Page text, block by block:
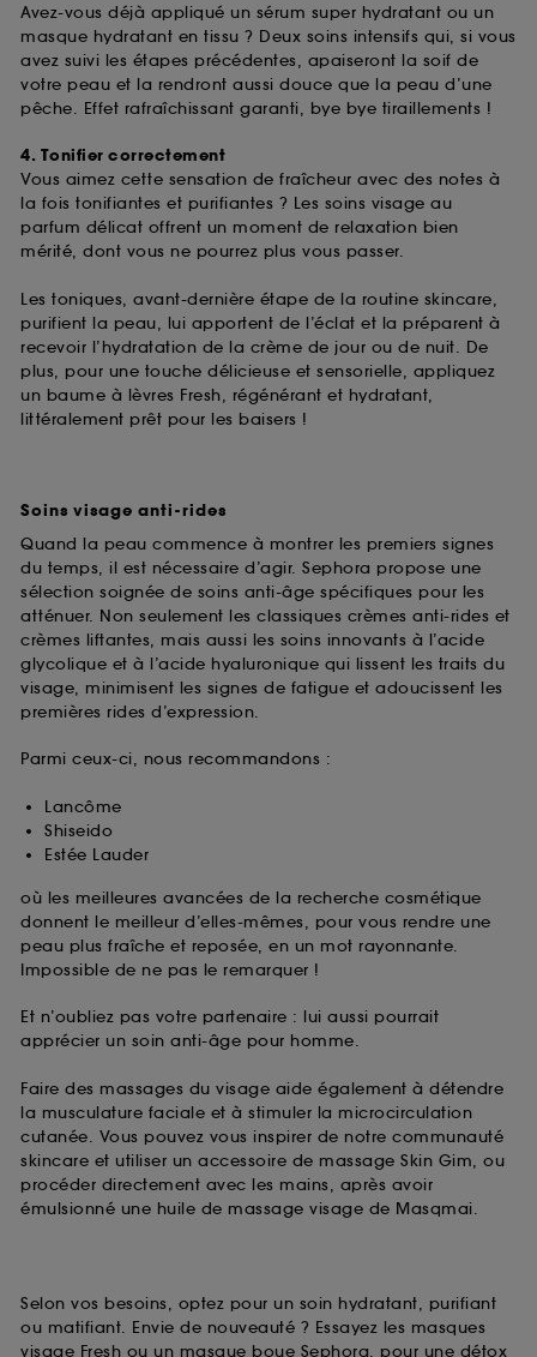
Avez-vous déjà appliqué un sérum super hydratant ou un
masque hydratant en tissu ? Deux soins intensifs qui, si vous
avez suivi les étapes précédentes, apaiseront la soif de
votre peau et la rendront aussi douce que la peau d’une
pêche. Effet rafraîchissant garanti, bye bye tiraillements !
4. Tonifier correctement
Vous aimez cette sensation de fraîcheur avec des notes à
la fois tonifiantes et purifiantes ? Les soins visage au
parfum délicat offrent un moment de relaxation bien
mérité, dont vous ne pourrez plus vous passer.
Les toniques, avant-dernière étape de la routine skincare,
purifient la peau, lui apportent de l’éclat et la préparent à
recevoir l’hydratation de la crème de jour ou de nuit. De
plus, pour une touche délicieuse et sensorielle, appliquez
un baume à lèvres Fresh, régénérant et hydratant,
littéralement prêt pour les baisers !
Soins visage anti-rides
Quand la peau commence à montrer les premiers signes
du temps, il est nécessaire d’agir. Sephora propose une
sélection soignée de soins anti-âge spécifiques pour les
atténuer. Non seulement les classiques crèmes anti-rides et
crèmes liftantes, mais aussi les soins innovants à l’acide
glycolique et à l’acide hyaluronique qui lissent les traits du
visage, minimisent les signes de fatigue et adoucissent les
premières rides d’expression.
Parmi ceux-ci, nous recommandons :
Lancôme
Shiseido
Estée Lauder
où les meilleures avancées de la recherche cosmétique
donnent le meilleur d’elles-mêmes, pour vous rendre une
peau plus fraîche et reposée, en un mot rayonnante.
Impossible de ne pas le remarquer !
Et n’oubliez pas votre partenaire : lui aussi pourrait
apprécier un soin anti-âge pour homme.
Faire des massages du visage aide également à détendre
la musculature faciale et à stimuler la microcirculation
cutanée. Vous pouvez vous inspirer de notre communauté
skincare et utiliser un accessoire de massage Skin Gim, ou
procéder directement avec les mains, après avoir
émulsionné une huile de massage visage de Masqmai.
Selon vos besoins, optez pour un soin hydratant, purifiant
ou matifiant. Envie de nouveauté ? Essayez les masques
visage Fresh ou un masque boue Sephora, pour une détox